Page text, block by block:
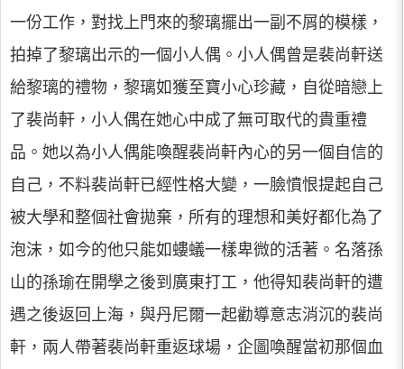
一份工作，對找上門來的黎璃擺出一副不屑的模樣，
拍掉了黎璃出示的一個小人偶。小人偶曾是裴尚軒送
給黎璃的禮物，黎璃如獲至寶小心珍藏，自從暗戀上
了裴尚軒，小人偶在她心中成了無可取代的貴重禮
品。她以為小人偶能喚醒裴尚軒內心的另一個自信的
自己，不料裴尚軒已經性格大變，一臉憤恨提起自己
被大學和整個社會拋棄，所有的理想和美好都化為了
泡沫，如今的他只能如螻蟻一樣卑微的活著。名落孫
山的孫瑜在開學之後到廣東打工，他得知裴尚軒的遭
遇之後返回上海，與丹尼爾一起勸導意志消沉的裴尚
軒，兩人帶著裴尚軒重返球場，企圖喚醒當初那個血